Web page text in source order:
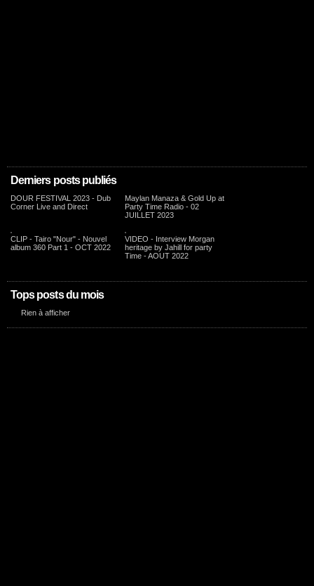
Derniers posts publiés
DOUR FESTIVAL 2023 - Dub
Corner Live and Direct
Maylan Manaza & Gold Up at
Party Time Radio - 02
JUILLET 2023
CLIP - Tairo "Nour" - Nouvel
album 360 Part 1 - OCT 2022
VIDEO - Interview Morgan
heritage by Jahill for party
Time - AOUT 2022
Tops posts du mois
Rien à afficher